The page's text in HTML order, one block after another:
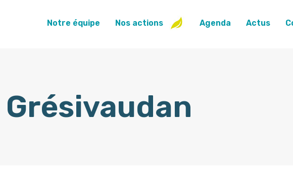
Notre équipe Nos actions Agenda Actus